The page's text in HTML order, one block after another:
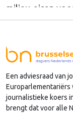
milieu-eisen
Een adviesraad van
journalistieke koers
brengt dat voor alle